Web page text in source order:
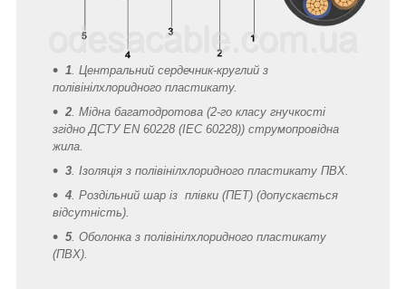
1. Центральний сердечник-круглий з
полівінілхлоридного пластикату.
2. Мідна багатодротова (2-го класу гнучкості
згідно ДСТУ EN 60228 (IEC 60228)) струмопровідна
жила.
3. Ізоляція з полівінілхлоридного пластикату ПВХ.
4. Роздільний шар із плівки (ПЕТ) (допускається
відсутність).
5. Оболонка з полівінілхлоридного пластикату
(ПВХ).